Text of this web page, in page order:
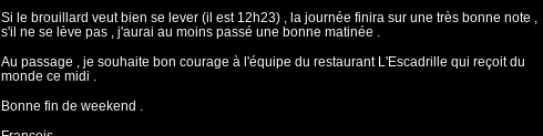
Si le brouillard veut bien se lever (il est 12h23) , la journée finira sur une très bonne note ,
s'il ne se lève pas , j'aurai au moins passé une bonne matinée .
Au passage , je souhaite bon courage à l'équipe du restaurant L'Escadrille qui reçoit du
monde ce midi .
Bonne fin de weekend .